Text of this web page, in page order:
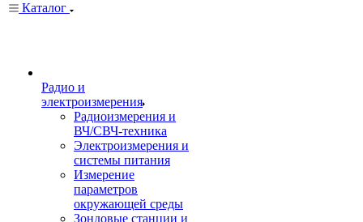
Каталог
Радио и
электроизмерения
Радиоизмерения и
ВЧ/СВЧ-техника
Электроизмерения и
системы питания
Измерение
параметров
окружающей среды
Зондовые станции и